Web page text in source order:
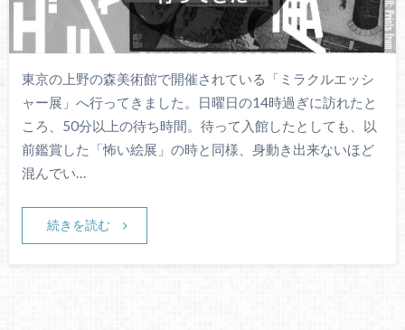
東京の上野の森美術館で開催されている「ミラクルエッシ
ャー展」へ行ってきました。日曜日の14時過ぎに訪れたと
ころ、50分以上の待ち時間。待って入館したとしても、以
前鑑賞した「怖い絵展」の時と同様、身動き出来ないほど
混んでい…
続きを読む